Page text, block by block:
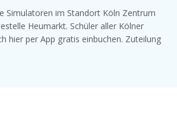
Simulatoren im Standort Köln Zentrum
Heumarkt. Schüler aller Kölner
hier per App gratis einbuchen. Zuteilung